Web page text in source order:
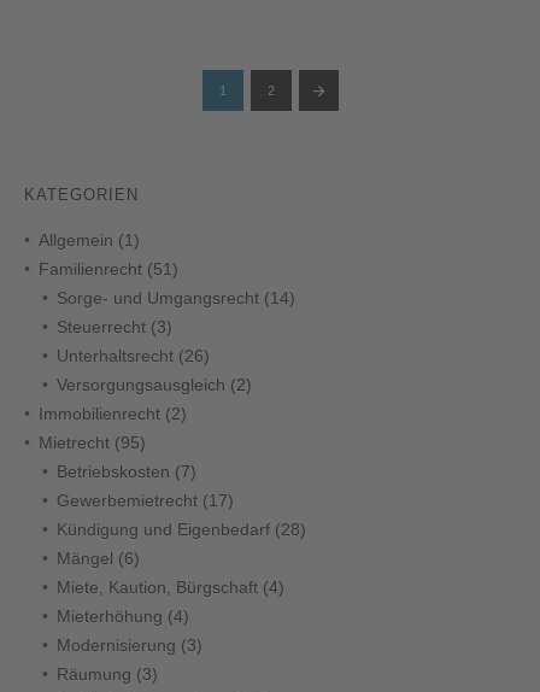
1 2
KATEGORIEN
Allgemein (1)
Familienrecht (51)
Sorge- und Umgangsrecht (14)
Steuerrecht (3)
Unterhaltsrecht (26)
Versorgungsausgleich (2)
Immobilienrecht (2)
Mietrecht (95)
Betriebskosten (7)
Gewerbemietrecht (17)
Kündigung und Eigenbedarf (28)
Mängel (6)
Miete, Kaution, Bürgschaft (4)
Mieterhöhung (4)
Modernisierung (3)
Räumung (3)